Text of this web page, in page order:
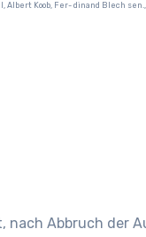
Albert Koob, Fer- dinand Blech
nach Abbruch der